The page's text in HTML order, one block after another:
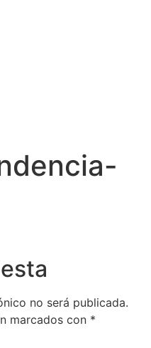
no será publicada.
marcados con *